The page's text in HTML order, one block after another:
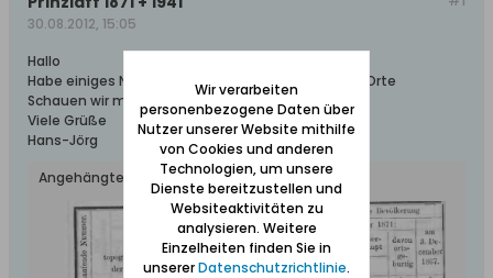
30.08.2012, 15:05
Hallo
Habe einiges Neues..... alle möglichen Städte und Orte
Schauen wir mal nach Prinzlaff 1871......
Viele Grüße
Hans-Jörg
Angehängte Dateien
Wir verarbeiten
personenbezogene Daten über
Nutzer unserer Website mithilfe
von Cookies und anderen
Technologien, um unsere
Dienste bereitzustellen und
Websiteaktivitäten zu
analysieren. Weitere
Einzelheiten finden Sie in
unsererDatenschutzrichtlinie.